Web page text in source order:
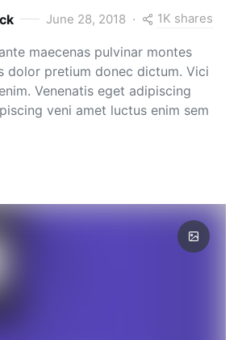
June 28, 2018 1K shares
maecenas pulvinar montes
dolor pretium donec dictum. Vici
Venenatis eget adipiscing
veni amet luctus enim sem